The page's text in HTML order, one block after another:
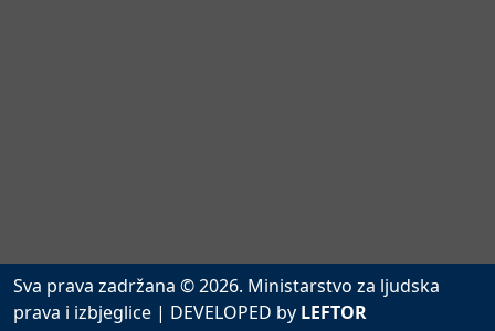
Sva prava zadržana © 2026. Ministarstvo za ljudska
prava i izbjeglice | DEVELOPED by LEFTOR